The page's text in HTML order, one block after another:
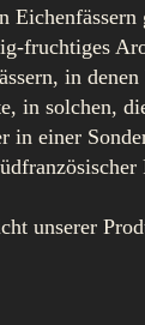
fruchtiges
in
in solchen,
in einer
unserer